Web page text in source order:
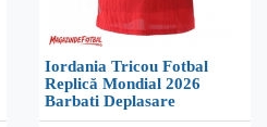
Iordania Tricou Fotbal
Replică Mondial 2026
Barbati Deplasare